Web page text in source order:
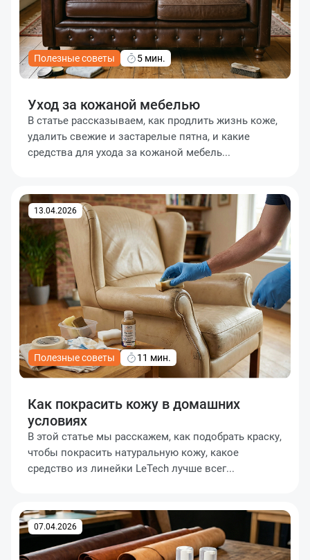
Полезные советы 5 мин.
Уход за кожаной мебелью
В статье рассказываем, как продлить жизнь коже,
удалить свежие и застарелые пятна, и какие
средства для ухода за кожаной мебель...
13.04.2026
Полезные советы 11 мин.
Как покрасить кожу в домашних
условиях
В этой статье мы расскажем, как подобрать краску,
чтобы покрасить натуральную кожу, какое
средство из линейки LeTech лучше всег...
07.04.2026